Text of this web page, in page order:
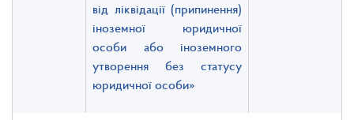
від ліквідації (припинення)
іноземної юридичної
особи або іноземного
утворення без статусу
юридичної особи»